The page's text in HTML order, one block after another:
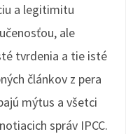
a legitimitu
ale
tvrdenia a tie isté
článkov z pera
mýtus a všetci
správ IPCC.